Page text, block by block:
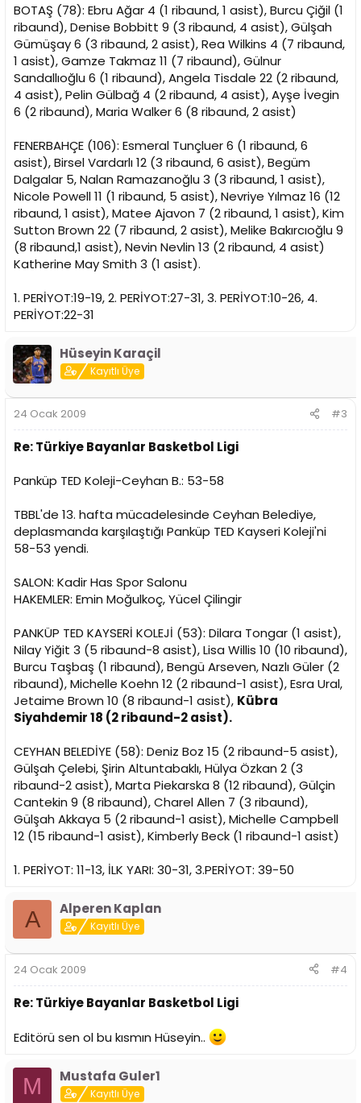
BOTAŞ (78): Ebru Ağar 4 (1 ribaund, 1 asist), Burcu Çiğil (1
ribaund), Denise Bobbitt 9 (3 ribaund, 4 asist), Gülşah
Gümüşay 6 (3 ribaund, 2 asist), Rea Wilkins 4 (7 ribaund,
1 asist), Gamze Takmaz 11 (7 ribaund), Gülnur
Sandallıoğlu 6 (1 ribaund), Angela Tisdale 22 (2 ribaund,
4 asist), Pelin Gülbağ 4 (2 ribaund, 4 asist), Ayşe İvegin
6 (2 ribaund), Maria Walker 6 (8 ribaund, 2 asist)
FENERBAHÇE (106): Esmeral Tunçluer 6 (1 ribaund, 6
asist), Birsel Vardarlı 12 (3 ribaund, 6 asist), Begüm
Dalgalar 5, Nalan Ramazanoğlu 3 (3 ribaund, 1 asist),
Nicole Powell 11 (1 ribaund, 5 asist), Nevriye Yılmaz 16 (12
ribaund, 1 asist), Matee Ajavon 7 (2 ribaund, 1 asist), Kim
Sutton Brown 22 (7 ribaund, 2 asist), Melike Bakırcıoğlu 9
(8 ribaund,1 asist), Nevin Nevlin 13 (2 ribaund, 4 asist)
Katherine May Smith 3 (1 asist).
1. PERİYOT:19-19, 2. PERİYOT:27-31, 3. PERİYOT:10-26, 4.
PERİYOT:22-31
Hüseyin Karaçil
Kayıtlı Üye
24 Ocak 2009 #3
Re: Türkiye Bayanlar Basketbol Ligi
Panküp TED Koleji-Ceyhan B.: 53-58
TBBL'de 13. hafta mücadelesinde Ceyhan Belediye,
deplasmanda karşılaştığı Panküp TED Kayseri Koleji'ni
58-53 yendi.
SALON: Kadir Has Spor Salonu
HAKEMLER: Emin Moğulkoç, Yücel Çilingir
PANKÜP TED KAYSERİ KOLEJİ (53): Dilara Tongar (1 asist),
Nilay Yiğit 3 (5 ribaund-8 asist), Lisa Willis 10 (10 ribaund),
Burcu Taşbaş (1 ribaund), Bengü Arseven, Nazlı Güler (2
ribaund), Michelle Koehn 12 (2 ribaund-1 asist), Esra Ural,
Jetaime Brown 10 (8 ribaund-1 asist), Kübra
Siyahdemir 18 (2 ribaund-2 asist).
CEYHAN BELEDİYE (58): Deniz Boz 15 (2 ribaund-5 asist),
Gülşah Çelebi, Şirin Altuntabaklı, Hülya Özkan 2 (3
ribaund-2 asist), Marta Piekarska 8 (12 ribaund), Gülçin
Cantekin 9 (8 ribaund), Charel Allen 7 (3 ribaund),
Gülşah Akkaya 5 (2 ribaund-1 asist), Michelle Campbell
12 (15 ribaund-1 asist), Kimberly Beck (1 ribaund-1 asist)
1. PERİYOT: 11-13, İLK YARI: 30-31, 3.PERİYOT: 39-50
A Alperen Kaplan
Kayıtlı Üye
24 Ocak 2009 #4
Re: Türkiye Bayanlar Basketbol Ligi
Editörü sen ol bu kısmın Hüseyin..
M Mustafa Guler1
Kayıtlı Üye